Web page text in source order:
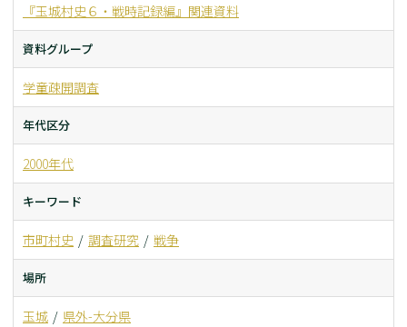
『玉城村史６・戦時記録編』関連資料
資料グループ
学童疎開調査
年代区分
2000年代
キーワード
市町村史 調査研究 戦争
場所
玉城 県外-大分県